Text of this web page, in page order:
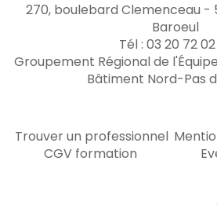
270, boulebard Clemenceau
Baroeul
Tél : 03 20 72
Groupement Régional de
Bâtiment Nord-Pas
Trouver un professionnel
CGV formation